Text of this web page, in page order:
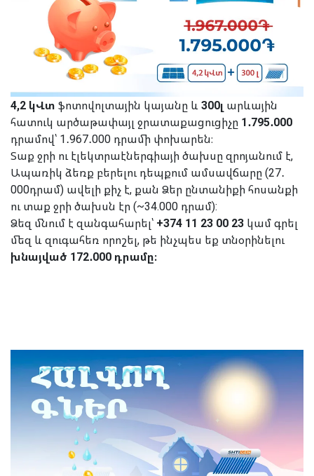
4,2 կՎտ ֆոտովոլտային կայանը և300լ արևային
հատուկ արծաթափայլ ջրատաքացուցիչը 1․795․000
դրամով՝ 1․967․000 դրամի փոխարեն։
Տաք ջրի ու էլեկտրաէներգիայի ծախսը զրոյանում է,
Ապառիկ ձեռք բերելու դեպքում ամսավճարը (27․
000դրամ) ավելի քիչ է, քան Ձեր ընտանիքի հոսանքի
ու տաք ջրի ծախսն էր (~34.000 դրամ):
Ձեզ մնում է զանգահարել՝ +374 11 23 00 23 կամ գրել
մեզ և զուգահեռ որոշել, թե ինչպես եք տնօրինելու
խնայված 172․000 դրամը։